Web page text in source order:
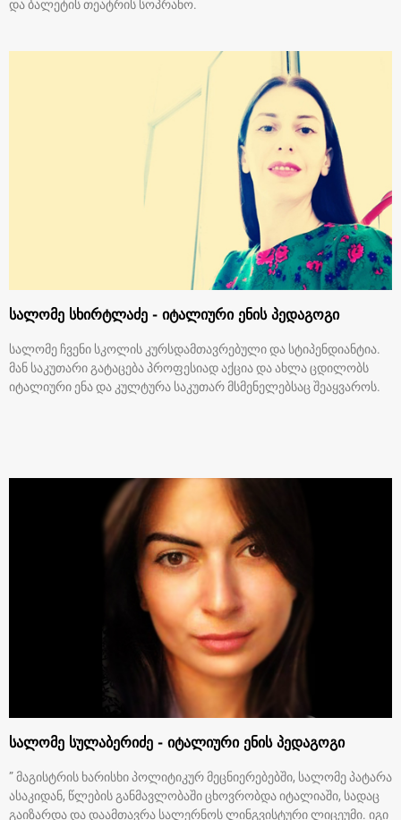
და ბალეტის თეატრის სოპრანო.
სალომე სხირტლაძე - იტალიური ენის პედაგოგი
სალომე ჩვენი სკოლის კურსდამთავრებული და სტიპენდიანტია.
მან საკუთარი გატაცება პროფესიად აქცია და ახლა ცდილობს
იტალიური ენა და კულტურა საკუთარ მსმენელებსაც შეაყვაროს.
სალომე სულაბერიძე - იტალიური ენის პედაგოგი
” მაგისტრის ხარისხი პოლიტიკურ მეცნიერებებში, სალომე პატარა
ასაკიდან, წლების განმავლობაში ცხოვრობდა იტალიაში, სადაც
გაიზარდა და დაამთავრა სალერნოს ლინგვისტური ლიცეუმი. იგი